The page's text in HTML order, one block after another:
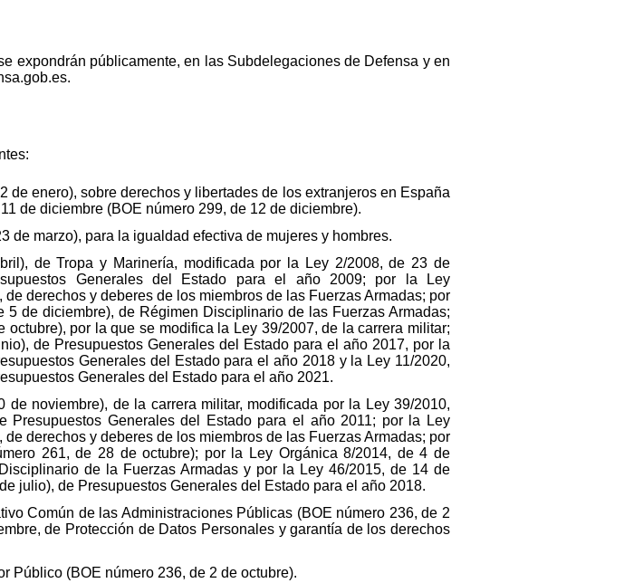
expondrán públicamente, en las Subdelegaciones de Defensa y en
de enero), sobre derechos y libertades de los extranjeros en España
de diciembre (BOE número 299, de 12 de diciembre).
de marzo), para la igualdad efectiva de mujeres y hombres.
de Tropa y Marinería, modificada por la Ley 2/2008, de 23 de
Generales del Estado para el año 2009; por la Ley
derechos y deberes de los miembros de las Fuerzas Armadas; por
de diciembre), de Régimen Disciplinario de las Fuerzas Armadas;
por la que se modifica la Ley 39/2007, de la carrera militar;
de Presupuestos Generales del Estado para el año 2017, por la
Generales del Estado para el año 2018 y la Ley 11/2020,
Generales del Estado para el año 2021.
noviembre), de la carrera militar, modificada por la Ley 39/2010,
Generales del Estado para el año 2011; por la Ley
derechos y deberes de los miembros de las Fuerzas Armadas; por
261, de 28 de octubre); por la Ley Orgánica 8/2014, de 4 de
de la Fuerzas Armadas y por la Ley 46/2015, de 14 de
julio), de Presupuestos Generales del Estado para el año 2018.
Común de las Administraciones Públicas (BOE número 236, de 2
de Protección de Datos Personales y garantía de los derechos
Público (BOE número 236, de 2 de octubre).